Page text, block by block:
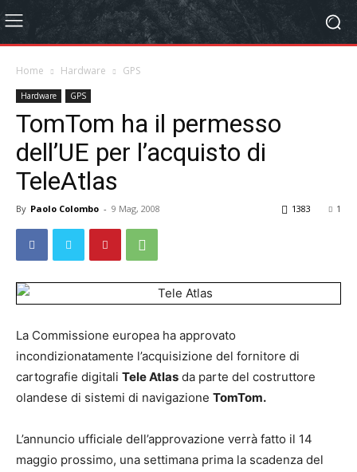
Home Hardware GPS
Hardware GPS
TomTom ha il permesso
dell’UE per l’acquisto di
TeleAtlas
By Paolo Colombo - 9 Mag, 2008 1
1383
La Commissione europea ha approvato
incondizionatamente l’acquisizione del fornitore di
cartografie digitali Tele Atlas da parte del costruttore
olandese di sistemi di navigazione TomTom.
L’annuncio ufficiale dell’approvazione verrà fatto il 14
maggio prossimo, una settimana prima la scadenza del